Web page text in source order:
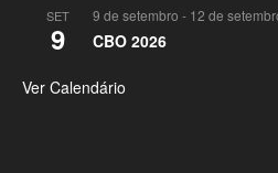
SET
9
9 de setembro - 12 de
CBO 2026
Ver Calendário